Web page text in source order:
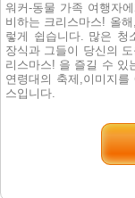
워커-동물 가족 여행자
비하는 크리스마스! 올
렇게 쉽습니다. 많은 청
장식과 그들이 당신의
리스마스! 을 즐길 수 있
연령대의 축제,이미지
스입니다.